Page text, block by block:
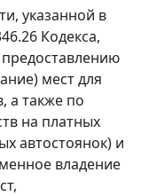
указанной в
Кодекса,
предоставлению
мест для
а также по
на платных
автостоянок) и
владение